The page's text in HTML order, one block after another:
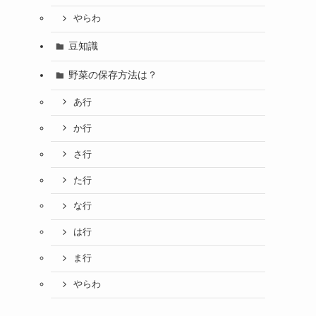
やらわ
豆知識
野菜の保存方法は？
あ行
か行
さ行
た行
な行
は行
ま行
やらわ